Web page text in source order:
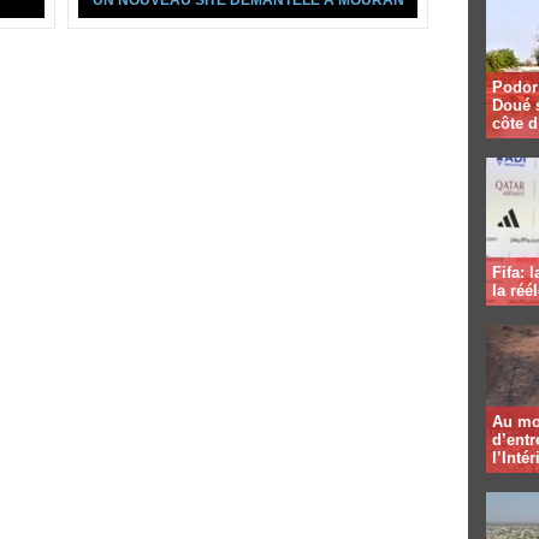
Doué
côte
Fifa:
la
Au